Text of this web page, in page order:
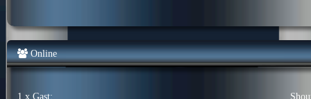
Online
1 x Gast: